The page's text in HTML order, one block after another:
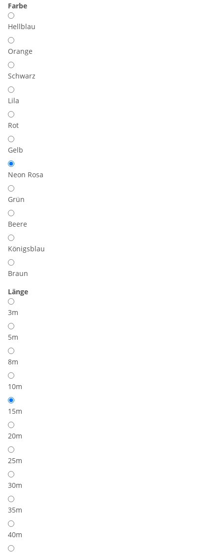
Farbe
Hellblau
Orange
Schwarz
Lila
Rot
Gelb
Neon Rosa
Grün
Beere
Königsblau
Braun
Länge
3m
5m
8m
10m
15m
20m
25m
30m
35m
40m